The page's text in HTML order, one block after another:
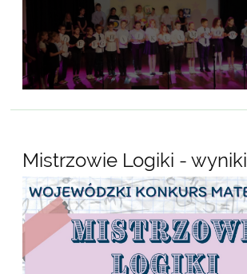
Mistrzowie Logiki - wyniki